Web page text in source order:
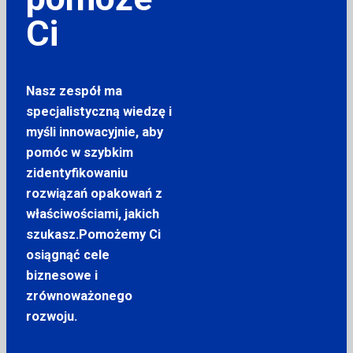
Ci
Nasz zespół ma
specjalistyczną wiedzę i
myśli innowacyjnie, aby
pomóc w szybkim
zidentyfikowaniu
rozwiązań opakowań z
właściwościami, jakich
szukasz.Pomożemy Ci
osiągnąć cele
biznesowe i
zrównoważonego
rozwoju.